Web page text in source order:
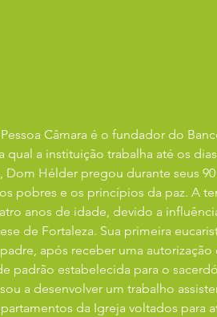
Câmara é o fundador do
qual a instituição trabalha até os
Dom Hélder pregou durante seus
pobres e os princípios da paz. A
anos de idade, devido a
de Fortaleza. Sua primeira
após receber uma
padrão estabelecida para o
a desenvolver um trabalho
da Igreja voltados para